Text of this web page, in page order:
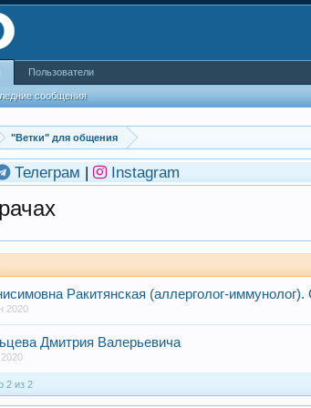
"Ветки" для общения
Телеграм | Instagram
Ракитянская (аллерголог-иммунолог).
2020
Дмитрия Валерьевича
2 из 2
сообщения
Пользователи